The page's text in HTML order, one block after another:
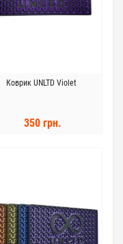
Коврик UNLTD Violet
350 грн.